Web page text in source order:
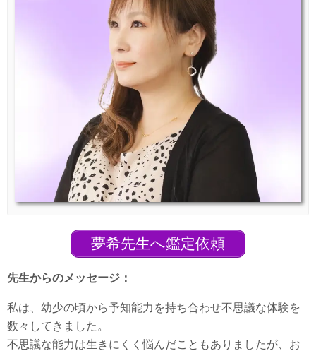
夢希先生へ鑑定依頼
先生からのメッセージ：
私は、幼少の頃から予知能力を持ち合わせ不思議な体験を
数々してきました。
不思議な能力は生きにくく悩んだこともありましたが、お